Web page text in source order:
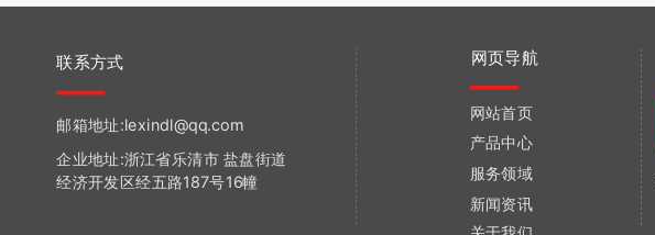
邮箱地址:lexindl@qq.com
企业地址:浙江省乐清市 盐盘街道
经济开发区经五路187号16幢
联系方式 网页导航
网站首页
服务领域
新闻资讯
产品中心